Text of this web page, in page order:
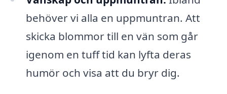
behöver vi alla en uppmuntran. Att
skicka blommor till en vän som går
igenom en tuff tid kan lyfta deras
humör och visa att du bryr dig.